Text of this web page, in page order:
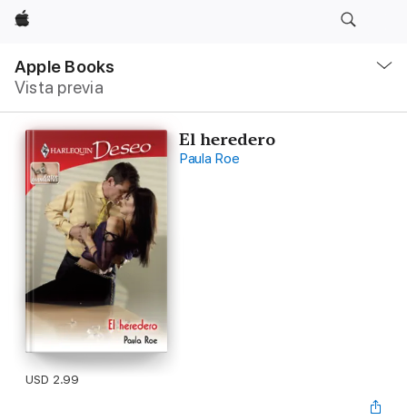
Apple
Apple Books
Vista previa
local
Abrir
El heredero
Paula Roe
USD 2.99